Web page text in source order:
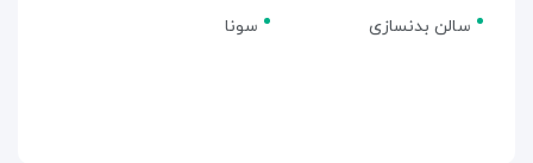
سالن بدنسازی سونا